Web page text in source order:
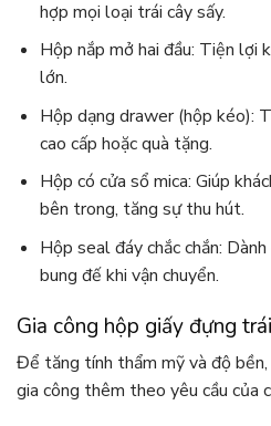
hợp mọi loại trái cây sấy.
Hộp nắp mở hai đầu: Tiện lợi
lớn.
Hộp dạng drawer (hộp kéo):
cao cấp hoặc quà tặng.
Hộp có cửa sổ mica: Giúp
bên trong, tăng sự thu hút.
Hộp seal đáy chắc chắn:
bung đế khi vận chuyển.
Gia công hộp giấy đựng
Để tăng tính thẩm mỹ và độ
gia công thêm theo yêu cầu của